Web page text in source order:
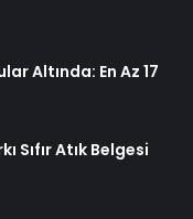
Altında: En Az 17
Sıfır Atık Belgesi